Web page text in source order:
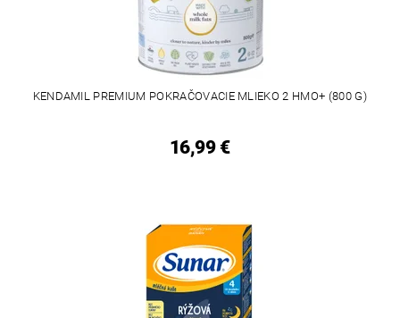
KENDAMIL PREMIUM POKRAČOVACIE MLIEKO 2 HMO+ (800 G)
16,99 €